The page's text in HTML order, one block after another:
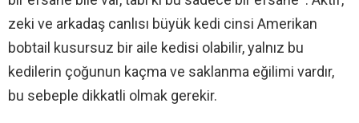
zeki ve arkadaş canlısı büyük kedi cinsi Amerikan
bobtail kusursuz bir aile kedisi olabilir, yalnız bu
kedilerin çoğunun kaçma ve saklanma eğilimi vardır,
bu sebeple dikkatli olmak gerekir.